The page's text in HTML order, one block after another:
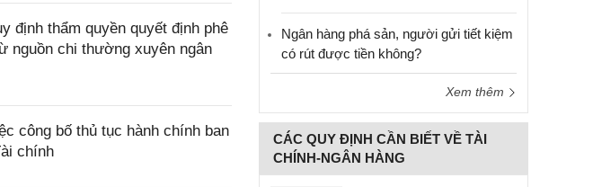
định thẩm quyền quyết định phê
nguồn chi thường xuyên ngân
công bố thủ tục hành chính ban
chính
Ngân hàng phá sản, người gửi tiết kiệm
có rút được tiền không?
Xem thêm
CÁC QUY ĐỊNH CẦN BIẾT VỀ TÀI
CHÍNH-NGÂN HÀNG